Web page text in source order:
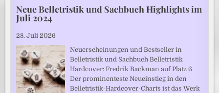
Neue Belletristik und Sachbuch Highlights im
Juli 2024
28. Juli 2026
Neuerscheinungen und Bestseller in
Belletristik und Sachbuch Belletristik
Hardcover: Fredrik Backman auf Platz 6
Der prominenteste Neueinstieg in den
Belletristik-Hardcover-Charts ist das Werk